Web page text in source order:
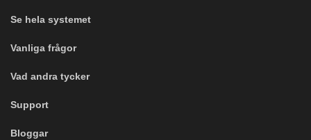
Se hela systemet
Vanliga frågor
Vad andra tycker
Support
Bloggar